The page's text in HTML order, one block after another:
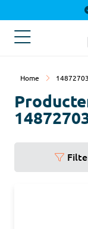
Home